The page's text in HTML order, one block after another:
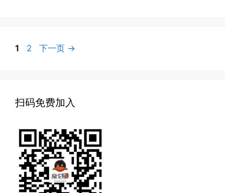
页
1
页
2 下一页 →
扫码免费加入